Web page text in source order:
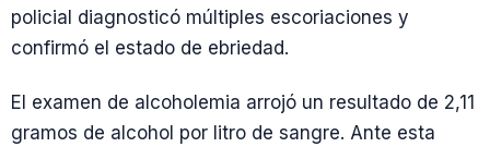
policial diagnosticó múltiples escoriaciones y
confirmó el estado de ebriedad.
El examen de alcoholemia arrojó un resultado de 2,11
gramos de alcohol por litro de sangre. Ante esta